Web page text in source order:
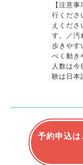
【注意
行くださ
えくださ
す。／汚
歩きやす
べく動き
人数は
験は日本
予約申込